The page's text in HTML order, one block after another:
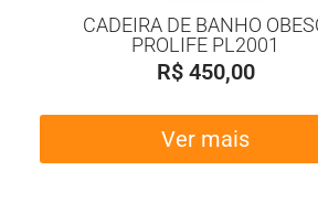
CADEIRA DE BANHO
PROLIFE PL2001
R$450,00
Ver mais